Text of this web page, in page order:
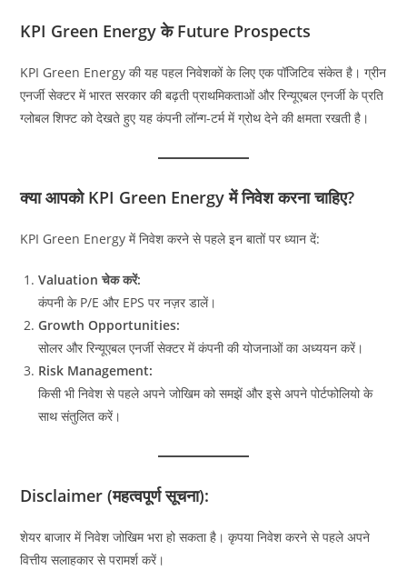
KPI Green Energy के Future Prospects
KPI Green Energy की यह पहल निवेशकों के लिए एक पॉजिटिव संकेत है। ग्रीन
एनर्जी सेक्टर में भारत सरकार की बढ़ती प्राथमिकताओं और रिन्यूएबल एनर्जी के प्रति
ग्लोबल शिफ्ट को देखते हुए यह कंपनी लॉन्ग-टर्म में ग्रोथ देने की क्षमता रखती है।
क्या आपको KPI Green Energy में निवेश करना चाहिए?
KPI Green Energy में निवेश करने से पहले इन बातों पर ध्यान दें:
Valuation चेक करें:
कंपनी के P/E और EPS पर नज़र डालें।
Growth Opportunities:
सोलर और रिन्यूएबल एनर्जी सेक्टर में कंपनी की योजनाओं का अध्ययन करें।
Risk Management:
किसी भी निवेश से पहले अपने जोखिम को समझें और इसे अपने पोर्टफोलियो के
साथ संतुलित करें।
Disclaimer (महत्वपूर्ण सूचना):
शेयर बाजार में निवेश जोखिम भरा हो सकता है। कृपया निवेश करने से पहले अपने
वित्तीय सलाहकार से परामर्श करें।